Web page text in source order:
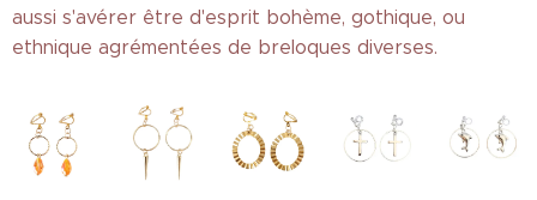
aussi s'avérer être d'esprit bohème, gothique, ou
ethnique agrémentées de breloques diverses.